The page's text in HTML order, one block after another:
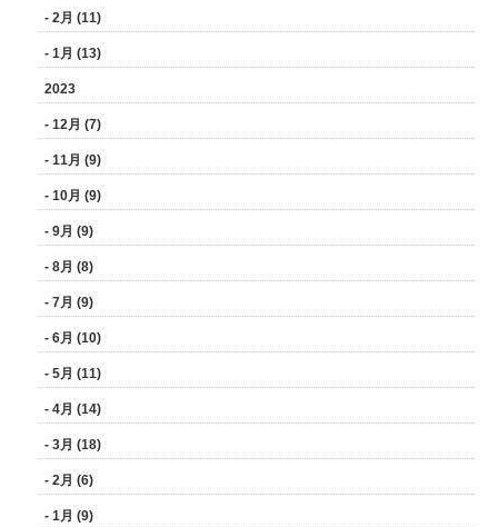
- 2月 (11)
- 1月 (13)
2023
- 12月 (7)
- 11月 (9)
- 10月 (9)
- 9月 (9)
- 8月 (8)
- 7月 (9)
- 6月 (10)
- 5月 (11)
- 4月 (14)
- 3月 (18)
- 2月 (6)
- 1月 (9)